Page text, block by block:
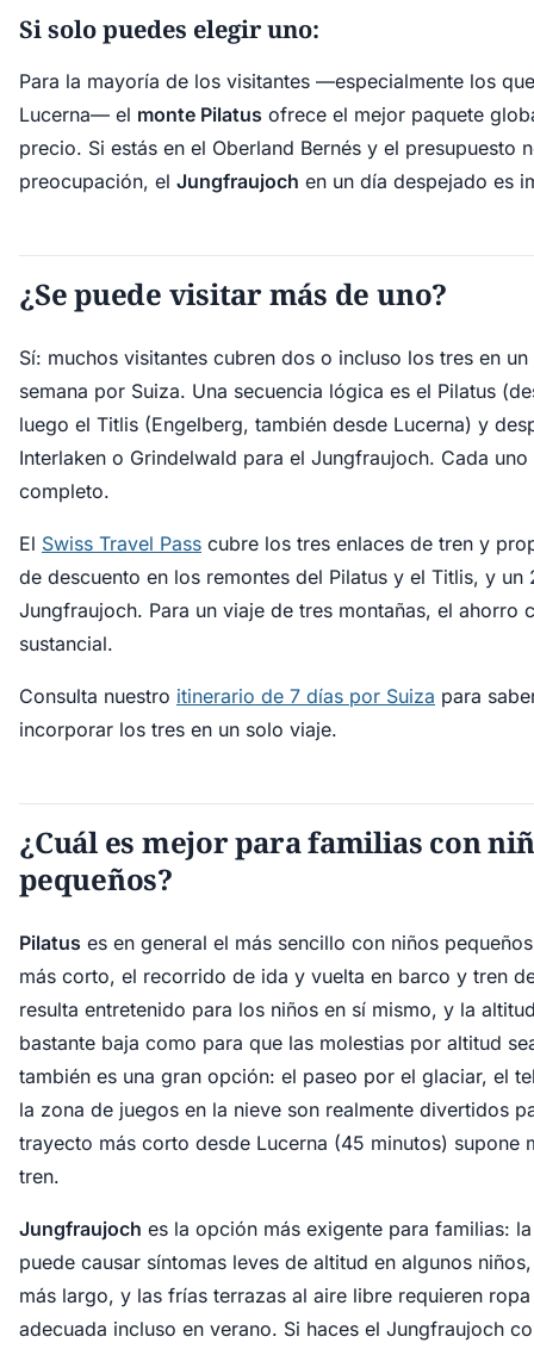
Si solo puedes elegir uno:
Para la mayoría de los visitantes —especialmente los
Lucerna— el monte Pilatus ofrece el mejor paquete
precio. Si estás en el Oberland Bernés y el presupuesto
preocupación, el Jungfraujoch en un día despejado es
¿Se puede visitar más de uno?
Sí: muchos visitantes cubren dos o incluso los tres en
semana por Suiza. Una secuencia lógica es el Pilatus
luego el Titlis (Engelberg, también desde Lucerna) y
Interlaken o Grindelwald para el Jungfraujoch. Cada uno
completo.
El Swiss Travel Pass cubre los tres enlaces de tren y
de descuento en los remontes del Pilatus y el Titlis, y un
Jungfraujoch. Para un viaje de tres montañas, el ahorro
sustancial.
Consulta nuestro itinerario de 7 días por Suiza para
incorporar los tres en un solo viaje.
¿Cuál es mejor para familias con
pequeños?
Pilatus es en general el más sencillo con niños
más corto, el recorrido de ida y vuelta en barco y tren
resulta entretenido para los niños en sí mismo, y la
bastante baja como para que las molestias por altitud
también es una gran opción: el paseo por el glaciar, el
la zona de juegos en la nieve son realmente divertidos
trayecto más corto desde Lucerna (45 minutos) supone
tren.
Jungfraujoch es la opción más exigente para familias:
puede causar síntomas leves de altitud en algunos
más largo, y las frías terrazas al aire libre requieren
adecuada incluso en verano. Si haces el Jungfraujoch